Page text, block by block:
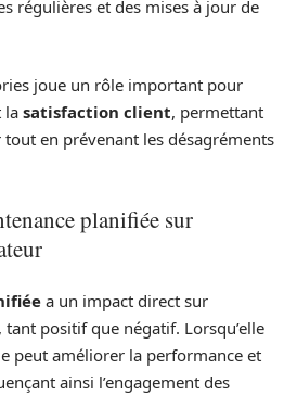
régulières et des mises à jour de
joue un rôle important pour
la satisfaction client, permettant
en prévenant les désagréments
planifiée sur
a un impact direct sur
tant positif que négatif. Lorsqu’elle
peut améliorer la performance et
ainsi l’engagement des